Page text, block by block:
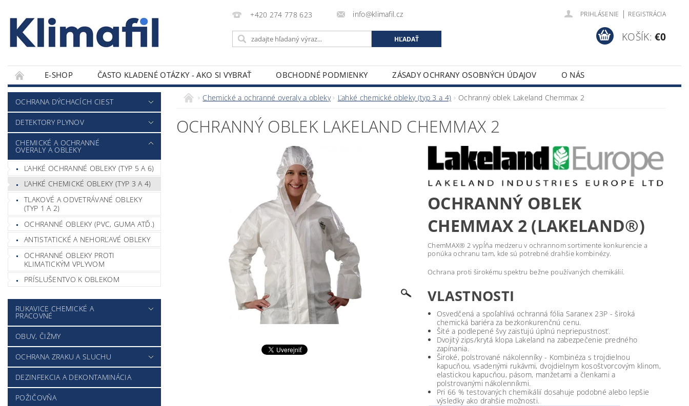
+420 274 778 623 info@klimafil.cz PRIHLÁSENIE | REGISTRÁCIA
KOŠÍK: €0
E-SHOP ČASTO KLADENÉ OTÁZKY - AKO SI VYBRAŤ OBCHODNÉ PODMIENKY ZÁSADY OCHRANY OSOBNÝCH ÚDAJOV
O NÁS
KONTAKTY
OCHRANA DÝCHACÍCH CIEST
DETEKTORY PLYNOV
CHEMICKÉ A OCHRANNÉ
OVERALY A OBLEKY
ĽAHKÉ OCHRANNÉ OBLEKY (TYP 5 A 6)
ĽAHKÉ CHEMICKÉ OBLEKY (TYP 3 A 4)
TLAKOVÉ A ODVETRÁVANÉ OBLEKY
(TYP 1 A 2)
OCHRANNÉ OBLEKY (PVC, GUMA ATĎ.)
ANTISTATICKÉ A NEHORĽAVÉ OBLEKY
OCHRANNÉ OBLEKY PROTI
KLIMATICKÝM VPLYVOM
PRÍSLUŠENTVO K OBLEKOM
RUKAVICE CHEMICKÉ A
PRACOVNÉ
OBUV, ČIŽMY
OCHRANA ZRAKU A SLUCHU
DEZINFEKCIA A DEKONTAMINÁCIA
POŽIČOVŇA
Chemické a ochranné overaly a obleky Ľahké chemické obleky (typ 3 a 4) Ochranný oblek Lakeland Chemmax 2
OCHRANNÝ OBLEK LAKELAND CHEMMAX 2
OCHRANNÝ OBLEK
CHEMMAX 2 (LAKELAND®)
ChemMAX® 2 vypĺňa medzeru v ochrannom sortimente konkurencie a
ponúka ochranu tam, kde sú potrebné drahšie kombinézy.
Ochrana proti širokému spektru bežne používaných chemikálií.
VLASTNOSTI
Osvedčená a spoľahlivá ochranná fólia Saranex 23P - široká
chemická bariéra za bezkonkurenčnú cenu.
Šité a podlepené švy zaisťujú úplnú nepriepustnosť.
Dvojitý zips/krytá klopa Lakeland na zabezpečenie predného
zapínania.
Široké, polstrované nákolenníky - Kombinéza s trojdielnou
kapucňou, vsadenými rukávmi, dvojdielnym kosoštvorcovým klinom,
elastickou kapucňou, pásom, manžetami a členkami a
polstrovanými nákolenníkmi.
Pri 66 % testovaných chemikálií dosahuje podobné alebo lepšie
výsledky ako drahšie možnosti.